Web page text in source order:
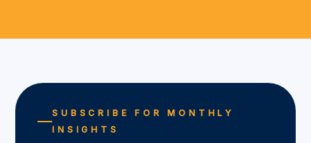
SUBSCRIBE FOR MONTHLY
INSIGHTS